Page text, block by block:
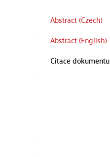
Abstract (Czech)
Abstract (English)
Citace dokumentu